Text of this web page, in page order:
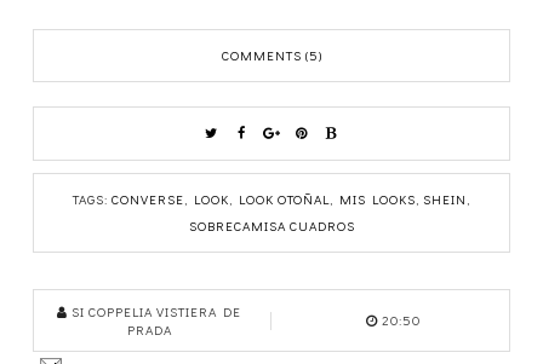
COMMENTS (5)
TAGS: CONVERSE, LOOK, LOOK OTOÑAL, MIS LOOKS, SHEIN ,
SOBRECAMISA CUADROS
SI COPPELIA VISTIERA DE
PRADA
20:50